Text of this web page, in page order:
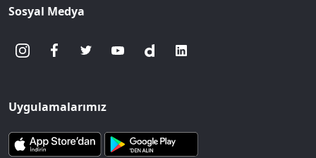
Sosyal Medya
Uygulamalarımız